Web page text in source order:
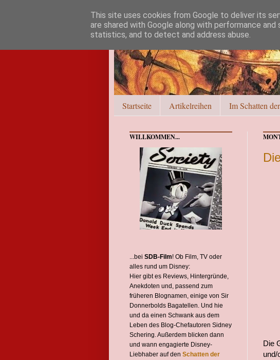
Startseite Artikelreihen Im Schatten
Die
und/
WILLKOMMEN...
...bei SDB-Film! Ob Film, TV oder
alles rund um Disney:
Hier gibt es Reviews, Hintergründe,
Anekdoten und, passend zum
früheren Blognamen, einige von Sir
Donnerbolds Bagatellen. Und hie
und da einen Schwank aus dem
Leben des Blog-Chefautoren Sidney
Schering. Außerdem blicken dann
und wann engagierte Disney-
Liebhaber auf den Schatten der
This site uses cookies from Google to deliver its
are shared with Google along with performance
statistics, and to detect and address abuse.